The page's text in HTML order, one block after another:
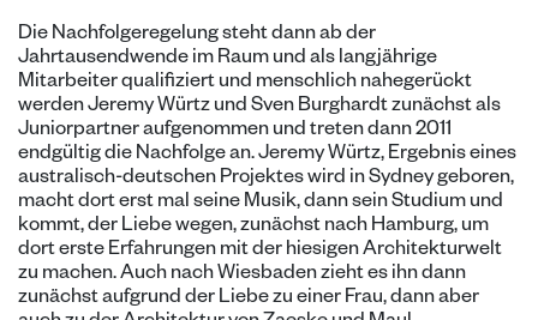
Die Nachfolgeregelung steht dann ab der
Jahrtausendwende im Raum und als langjährige
Mitarbeiter qualifiziert und menschlich nahegerückt
werden Jeremy Würtz und Sven Burghardt zunächst als
Juniorpartner aufgenommen und treten dann 2011
endgültig die Nachfolge an. Jeremy Würtz, Ergebnis eines
australisch-deutschen Projektes wird in Sydney geboren,
macht dort erst mal seine Musik, dann sein Studium und
kommt, der Liebe wegen, zunächst nach Hamburg, um
dort erste Erfahrungen mit der hiesigen Architekturwelt
zu machen. Auch nach Wiesbaden zieht es ihn dann
zunächst aufgrund der Liebe zu einer Frau, dann aber